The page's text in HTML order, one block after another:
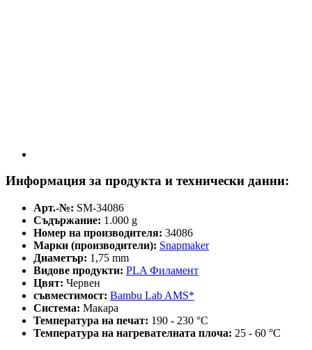
Информация за продукта и технически данни:
Арт.-№: SM-34086
Съдържание: 1.000 g
Номер на производителя: 34086
Марки (производители): Snapmaker
Диаметър: 1,75 mm
Видове продукти: PLA Филамент
Цвят: Червен
съвместимост: Bambu Lab AMS*
Система: Макара
Температура на печат: 190 - 230 °C
Температура на нагревателната плоча: 25 - 60 °C